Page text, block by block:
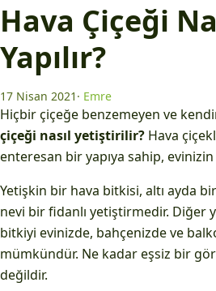
Hava Çiçeği
Yapılır?
17 Nisan 2021 · Emre
Hiçbir çiçeğe benzemeyen ve
çiçeği nasıl yetiştirilir? Hava
enteresan bir yapıya sahip,
Yetişkin bir hava bitkisi, altı ayda
nevi bir fidanlı yetiştirmedir.
bitkiyi evinizde, bahçenizde ve
mümkündür. Ne kadar eşsiz bir
değildir.